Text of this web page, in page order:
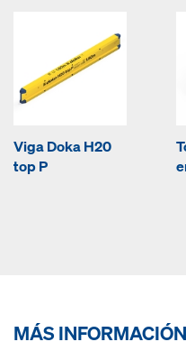
Viga Doka H20
top P
MÁS INFORMACIÓN